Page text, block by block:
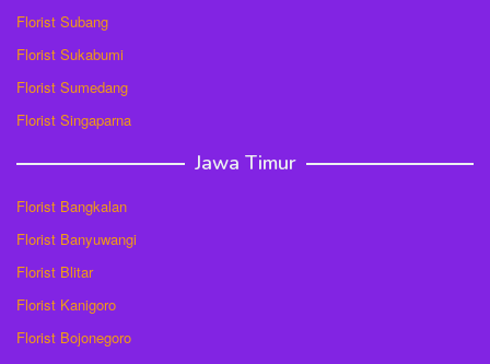
Florist Subang
Florist Sukabumi
Florist Sumedang
Florist Singaparna
Jawa Timur
Florist Bangkalan
Florist Banyuwangi
Florist Blitar
Florist Kanigoro
Florist Bojonegoro